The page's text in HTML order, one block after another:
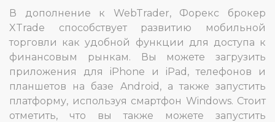
В дополнение к WebTrader, Форекс брокер
XTrade способствует развитию мобильной
торговли как удобной функции для доступа к
финансовым рынкам. Вы можете загрузить
приложения для iPhone и iPad, телефонов и
планшетов на базе Android, а также запустить
платформу, используя смартфон Windows. Стоит
отметить, что вы также можете запустить